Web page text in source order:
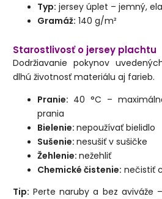
Typ: jersey úplet – jemný,
Gramáž: 140 g/m²
Starostlivosť o jersey plachtu
Dodržiavanie pokynov
dlhú životnosť materiálu aj farieb.
Pranie: 40 °C –
prania
Bielenie:nepoužívať bielidlo
Sušenie:nesušiť v sušičke
Žehlenie:nežehliť
Chemické čistenie: nečistiť
Tip: Perte naruby a bez aviváže